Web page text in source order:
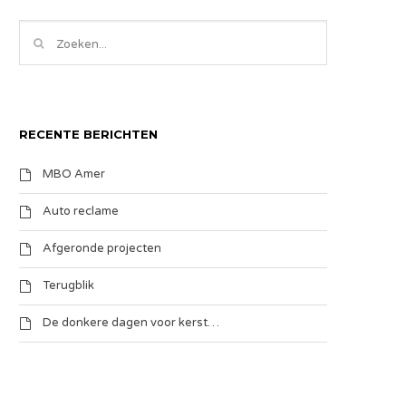
RECENTE BERICHTEN
MBO Amer
Auto reclame
Afgeronde projecten
Terugblik
De donkere dagen voor kerst…